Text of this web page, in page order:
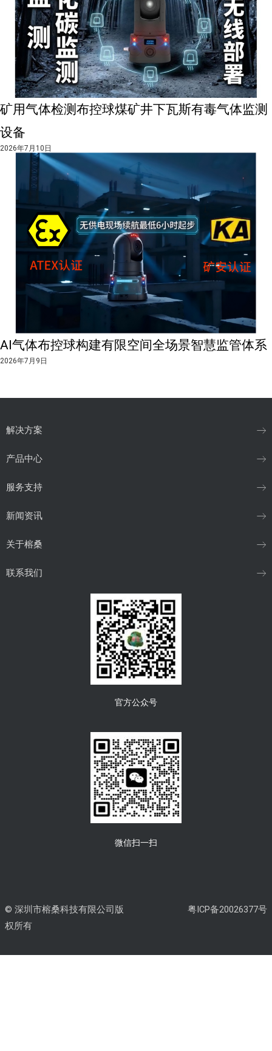
矿用气体检测布控球煤矿井下瓦斯有毒气体监测
设备
2026年7月10日
AI气体布控球构建有限空间全场景智慧监管体系
2026年7月9日
解决方案
产品中心
服务支持
新闻资讯
关于榕桑
联系我们
官方公众号
微信扫一扫
© 深圳市榕桑科技有限公司版
权所有
粤ICP备20026377号